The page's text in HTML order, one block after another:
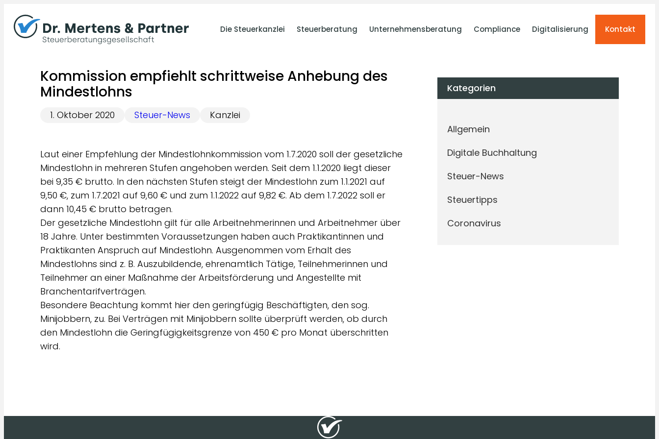
Inhalt
springen
Die Steuerkanzlei Steuerberatung Unternehmensberatung Compliance Digitalisierung Kontakt
Kommission empfiehlt schrittweise Anhebung des
Mindestlohns
1. Oktober 2020 Steuer-News Kanzlei
Laut einer Empfehlung der Mindestlohnkommission vom 1.7.2020 soll der gesetzliche
Mindestlohn in mehreren Stufen angehoben werden. Seit dem 1.1.2020 liegt dieser
bei 9,35 € brutto. In den nächsten Stufen steigt der Mindestlohn zum 1.1.2021 auf
9,50 €, zum 1.7.2021 auf 9,60 € und zum 1.1.2022 auf 9,82 €. Ab dem 1.7.2022 soll er
dann 10,45 € brutto betragen.
Der gesetzliche Mindestlohn gilt für alle Arbeitnehmerinnen und Arbeitnehmer über
18 Jahre. Unter bestimmten Voraussetzungen haben auch Praktikantinnen und
Praktikanten Anspruch auf Mindestlohn. Ausgenommen vom Erhalt des
Mindestlohns sind z. B. Auszubildende, ehrenamtlich Tätige, Teilnehmerinnen und
Teilnehmer an einer Maßnahme der Arbeitsförderung und Angestellte mit
Branchentarifverträgen.
Besondere Beachtung kommt hier den geringfügig Beschäftigten, den sog.
Minijobbern, zu. Bei Verträgen mit Minijobbern sollte überprüft werden, ob durch
den Mindestlohn die Geringfügigkeitsgrenze von 450 € pro Monat überschritten
wird.
Kategorien
Allgemein
Digitale Buchhaltung
Steuer-News
Steuertipps
Coronavirus